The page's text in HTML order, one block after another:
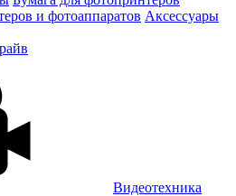
и фотоаппаратов Аксессуары
Видеотехника